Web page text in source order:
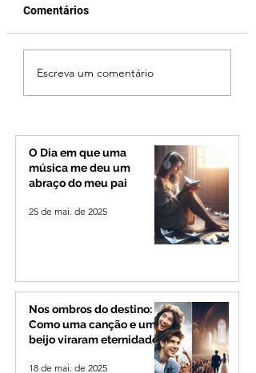
Cleitinho volta atrás,
cita mensagem divina,
mas partido nega
de Minas
Comentários
Escreva um comentário
O Dia em que uma
música me deu um
abraço do meu pai
25 de mai. de 2025
Nos ombros do destino:
Como uma canção e um
beijo viraram eternidade
18 de mai. de 2025